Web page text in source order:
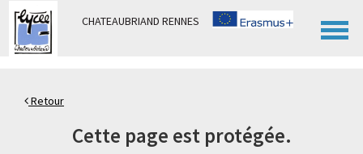
CHATEAUBRIAND RENNES
Retour
Cette page est protégée.
Panneau de gestion des cookies